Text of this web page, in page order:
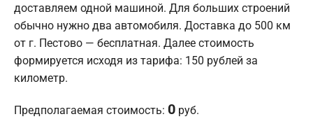
доставляем одной машиной. Для больших строений
обычно нужно два автомобиля. Доставка до 500 км
от г. Пестово — бесплатная. Далее стоимость
формируется исходя из тарифа: 150 рублей за
километр.
Предполагаемая стоимость: 0 руб.